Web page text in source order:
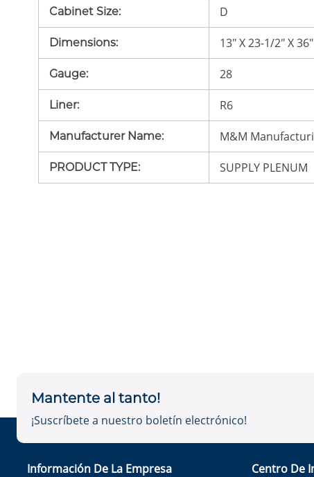
Cabinet Size: D
Dimensions: 13" X 23-1/2" X 36"
Gauge: 28
Liner: R6
Manufacturer Name: M&M
PRODUCT TYPE: SUPPLY PLENUM
Mantente al tanto!
¡Suscríbete a nuestro boletín electrónico!
Información De La Empresa Centro De